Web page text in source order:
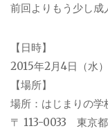
前回よりもう少し成
【日時】
2015年2月4日（水
【場所】
場所：はじまりの
〒 113-0033 東京都